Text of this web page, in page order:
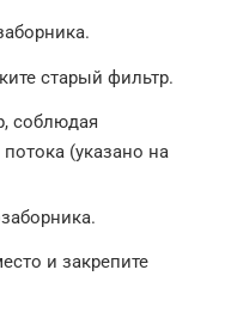
старый фильтр.
соблюдая
(указано на
и закрепите